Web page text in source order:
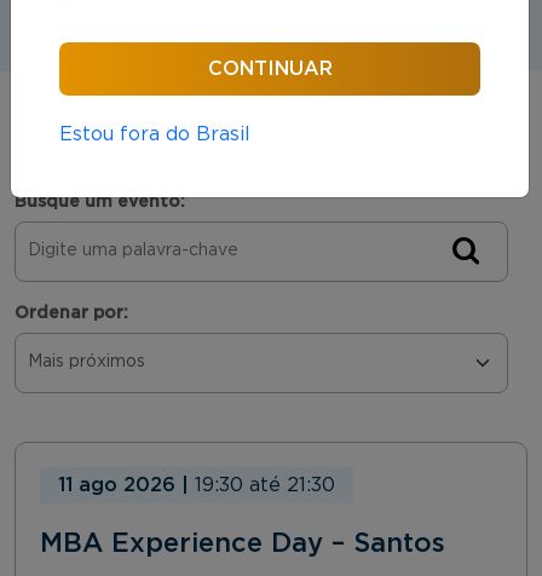
Busque um evento:
Ordenar por:
11 ago 2026 19:30 até 21:30
MBA Experience Day – Santos
Estou fora do Brasil